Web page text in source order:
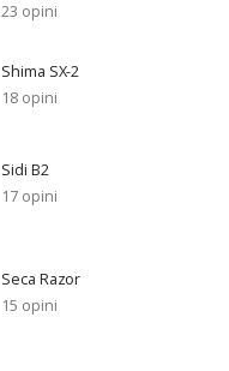
23 opini
Shima SX-2
18 opini
Sidi B2
17 opini
Seca Razor
15 opini